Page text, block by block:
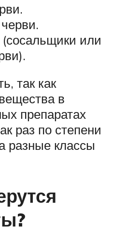
или
так как
в
препаратах
раз по степени
разные классы